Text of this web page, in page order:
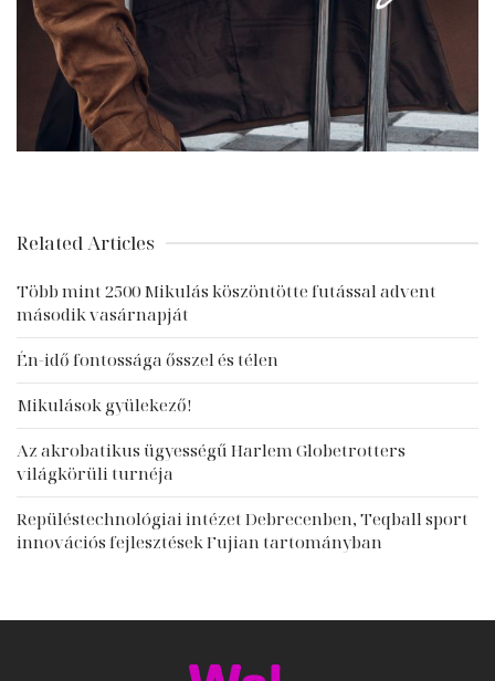
Related Articles
Több mint 2500 Mikulás köszöntötte futással advent
második vasárnapját
Én-idő fontossága ősszel és télen
Mikulások gyülekező!
Az akrobatikus ügyességű Harlem Globetrotters
világkörüli turnéja
Repüléstechnológiai intézet Debrecenben, Teqball sport
innovációs fejlesztések Fujian tartományban